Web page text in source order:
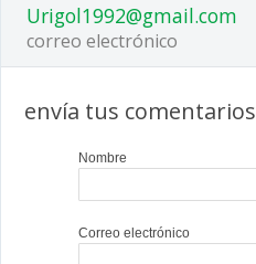
Urigol1992@gmail.com
correo electrónico
envía tus comentarios
Nombre
Correo electrónico